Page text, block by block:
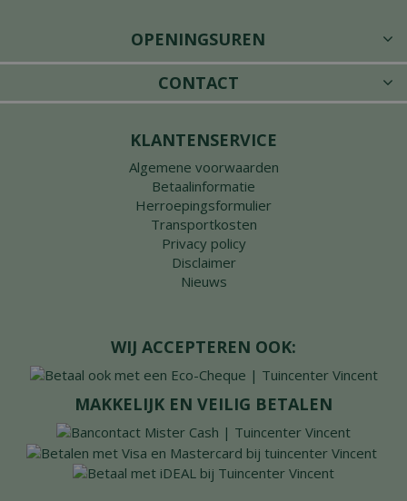
OPENINGSUREN
CONTACT
KLANTENSERVICE
Algemene voorwaarden
Betaalinformatie
Herroepingsformulier
Transportkosten
Privacy policy
Disclaimer
Nieuws
WIJ ACCEPTEREN OOK:
MAKKELIJK EN VEILIG BETALEN